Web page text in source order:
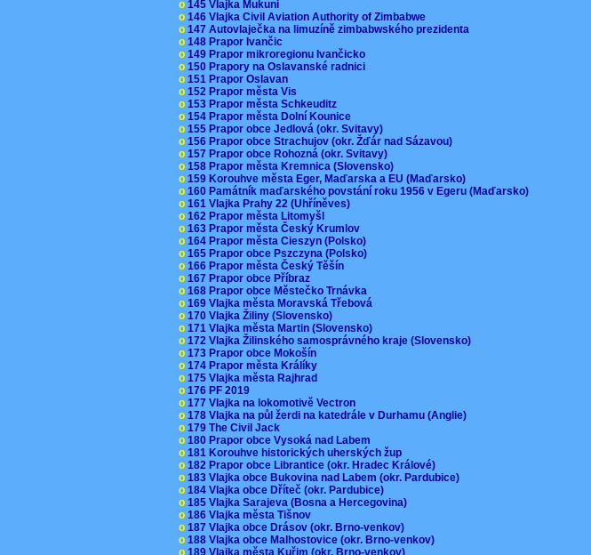
o 145 Vlajka Mukuni
o 146 Vlajka Civil Aviation Authority of Zimbabwe
o 147 Autovlaječka na limuzíně zimbabwského prezidenta
o 148 Prapor Ivančic
o 149 Prapor mikroregionu Ivančicko
o 150 Prapory na Oslavanské radnici
o 151 Prapor Oslavan
o 152 Prapor města Vis
o 153 Prapor města Schkeuditz
o 154 Prapor města Dolní Kounice
o 155 Prapor obce Jedlová (okr. Svitavy)
o 156 Prapor obce Strachujov (okr. Žďár nad Sázavou)
o 157 Prapor obce Rohozná (okr. Svitavy)
o 158 Prapor města Kremnica (Slovensko)
o 159 Korouhve města Eger, Maďarska a EU (Maďarsko)
o 160 Památník maďarského povstání roku 1956 v Egeru (Maďarsko)
o 161 Vlajka Prahy 22 (Uhříněves)
o 162 Prapor města Litomyšl
o 163 Prapor města Český Krumlov
o 164 Prapor města Cieszyn (Polsko)
o 165 Prapor obce Pszczyna (Polsko)
o 166 Prapor města Český Těšín
o 167 Prapor obce Příbraz
o 168 Prapor obce Městečko Trnávka
o 169 Vlajka města Moravská Třebová
o 170 Vlajka Žiliny (Slovensko)
o 171 Vlajka města Martin (Slovensko)
o 172 Vlajka Žilinského samosprávného kraje (Slovensko)
o 173 Prapor obce Mokošín
o 174 Prapor města Králíky
o 175 Vlajka města Rajhrad
o 176 PF 2019
o 177 Vlajka na lokomotivě Vectron
o 178 Vlajka na půl žerdi na katedrále v Durhamu (Anglie)
o 179 The Civil Jack
o 180 Prapor obce Vysoká nad Labem
o 181 Korouhve historických uherských žup
o 182 Prapor obce Librantice (okr. Hradec Králové)
o 183 Vlajka obce Bukovina nad Labem (okr. Pardubice)
o 184 Vlajka obce Dříteč (okr. Pardubice)
o 185 Vlajka Sarajeva (Bosna a Hercegovina)
o 186 Vlajka města Tišnov
o 187 Vlajka obce Drásov (okr. Brno-venkov)
o 188 Vlajka obce Malhostovice (okr. Brno-venkov)